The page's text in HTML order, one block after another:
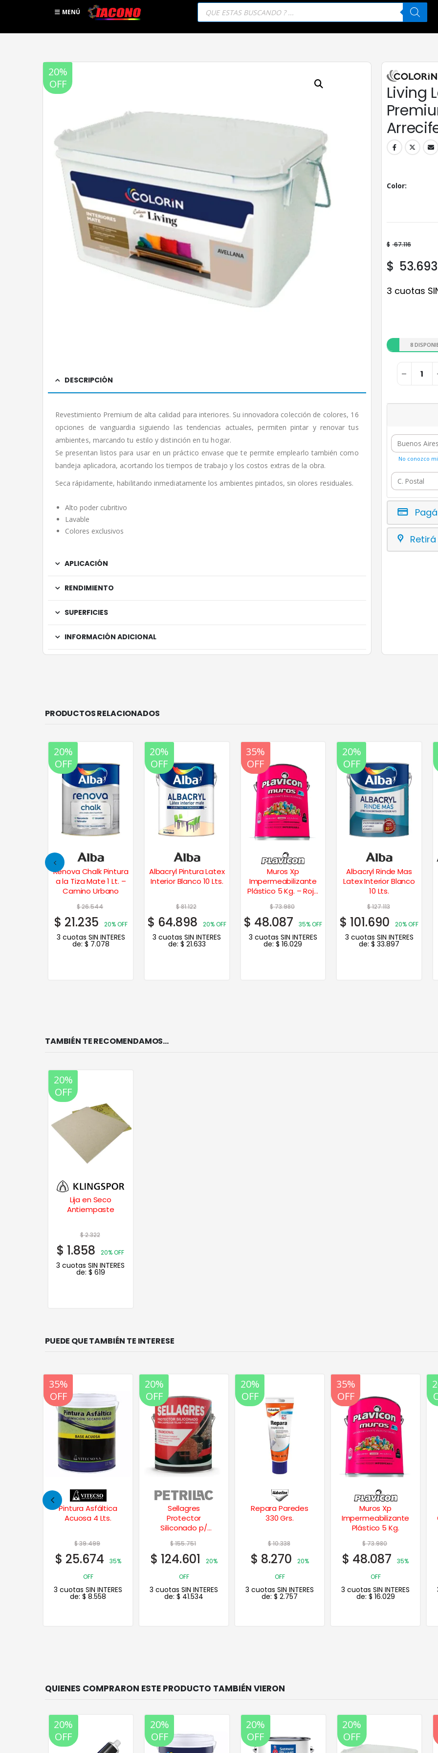
MENÚ
Búsqueda
productos
20%
OFF
DESCRIPCIÓN
Revestimiento Premium de alta calidad para interiores. Su innovadora colección de colores, 16
opciones de vanguardia siguiendo las tendencias actuales, permiten pintar y renovar tus
ambientes, marcando tu estilo y distinción en tu hogar.
Se presentan listos para usar en un práctico envase que te permite emplearlo también como
bandeja aplicadora, acortando los tiempos de trabajo y los costos extras de la obra.
Seca rápidamente, habilitando inmediatamente los ambientes pintados, sin olores residuales.
Alto poder cubritivo
Lavable
Colores exclusivos
APLICACIÓN
RENDIMIENTO
SUPERFICIES
INFORMACIÓN ADICIONAL
Living
Color
$ 67.116
$ 53.693
3 cuotas
8
No conozco
PRODUCTOS RELACIONADOS
20%
OFF
Renova Chalk Pintura
a la Tiza Mate 1 Lt. –
Camino Urbano
$26.544
$ 21.235 20% OFF
3 cuotas SIN INTERES
de: $ 7.078
20%
OFF
Albacryl Pintura Latex
Interior Blanco 10 Lts.
$81.122
$ 64.898 20% OFF
3 cuotas SIN INTERES
de: $ 21.633
20%
OFF
35%
OFF
Muros Xp
Impermeabilizante
Plástico 5 Kg. – Rojo
$73.980
$ 48.087 35% OFF
3 cuotas SIN INTERES
de:$ 16.029
20%
OFF
Albacryl Rinde Mas
Latex Interior Blanco
10 Lts.
$127.113
$ 101.690 20% OFF
3 cuotas SIN INTERES
de:$ 33.897
TAMBIÉN TE RECOMENDAMOS…
20%
OFF
Lija en Seco
Antiempaste
$2.322
$ 1.858 20% OFF
3 cuotas SIN INTERES
de: $ 619
PUEDE QUE TAMBIÉN TE INTERESE
20%
OFF
Sellagres
Protector
$155.751
$ 124.601
20%
OFF
3 cuotas SIN INTERES
de: $41.534
20%
OFF
Repara Paredes
330 Grs.
$10.338
$8.270
20%
OFF
3 cuotas SIN INTERES
de:$ 2.757
20%
OFF
35%
OFF
Muros Xp
Impermeabilizante
$73.980
$48.087
35%
OFF
3 cuotas SIN INTERES
de: $16.029
20%
OFF
Látex Baños &
Cocinas Antihongo
4 Lts.
$52.363
$ 41.890
20%
OFF
3 cuotas SIN INTERES
de: $ 13.963
20%
OFF
20%
OFF
20%
OFF
20%
OFF